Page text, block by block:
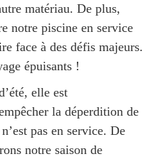
matériau. De plus,
notre piscine en service
face à des défis majeurs.
épuisants !
elle est
la déperdition de
pas en service. De
notre saison de